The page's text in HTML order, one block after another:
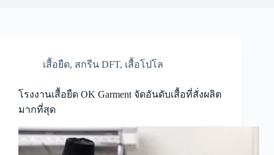
เสื้อยืด, สกรีน DFT, เสื้อโปโล
โรงงานเสื้อยืด OK Garment จัดอันดับเสื้อที่สั่งผลิต
มากที่สุด